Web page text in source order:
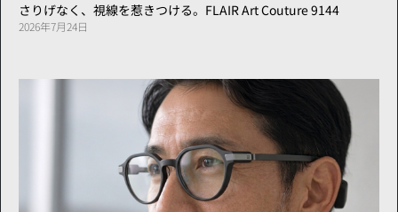
さりげなく、視線を惹きつける。FLAIR Art Couture 9144
2026年7月24日